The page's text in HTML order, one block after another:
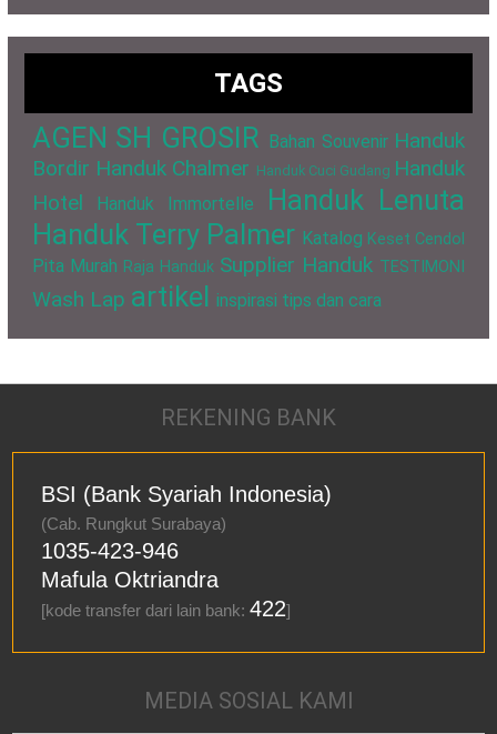
TAGS
AGEN SH GROSIR Bahan Souvenir Handuk
Bordir Handuk Chalmer Handuk Cuci Gudang Handuk
Hotel
Handuk Immortelle
Handuk Lenuta
Handuk Terry Palmer Katalog Keset Cendol
Pita Murah Raja Handuk Supplier Handuk TESTIMONI
Wash Lap artikel inspirasi tips dan cara
REKENING BANK
BSI (Bank Syariah Indonesia)
(Cab. Rungkut Surabaya)
1035-423-946
Mafula Oktriandra
[kode transfer dari lain bank:422]
MEDIA SOSIAL KAMI